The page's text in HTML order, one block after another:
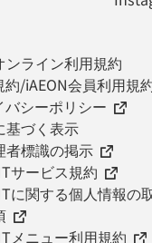
ンライン利用規約
約/iAEON会員利用規
バシーポリシー
基づく表示
者標識の掲示
サービス規約
に関する個人情報の
メニュー利用規約